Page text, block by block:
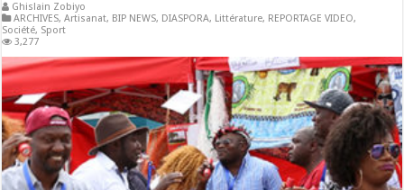
Ghislain Zobiyo
ARCHIVES,Artisanat, BIP NEWS, DIASPORA, Littérature, REPORTAGE VIDEO,
Société, Sport
3,277